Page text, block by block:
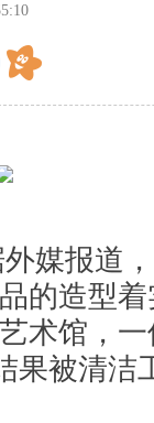
媒报道，
的造型
术馆，
果被清洁